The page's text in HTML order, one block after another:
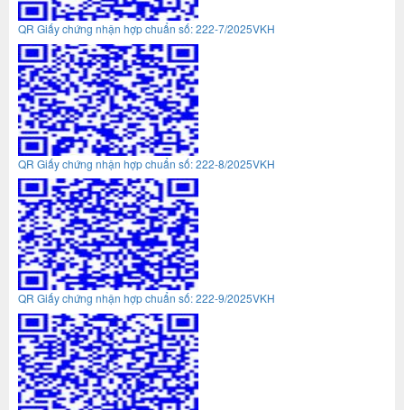
QR Giấy chứng nhận hợp chuẩn số: 222-7/2025VKH
QR Giấy chứng nhận hợp chuẩn số: 222-8/2025VKH
QR Giấy chứng nhận hợp chuẩn số: 222-9/2025VKH